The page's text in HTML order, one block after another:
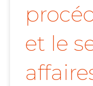
et le